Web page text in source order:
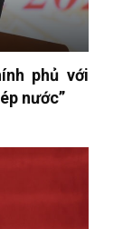
phủ với
nước”